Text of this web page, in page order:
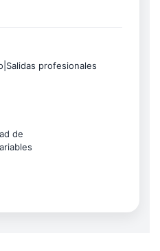
profesionales
de